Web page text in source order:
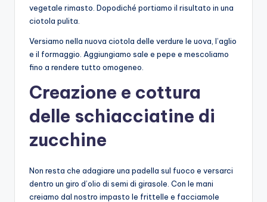
vegetale rimasto. Dopodiché portiamo il risultato in una
ciotola pulita.
Versiamo nella nuova ciotola delle verdure le uova, l’aglio
e il formaggio. Aggiungiamo sale e pepe e mescoliamo
fino a rendere tutto omogeneo.
Creazione e cottura
delle schiacciatine di
zucchine
Non resta che adagiare una padella sul fuoco e versarci
dentro un giro d’olio di semi di girasole. Con le mani
creiamo dal nostro impasto le frittelle e facciamole